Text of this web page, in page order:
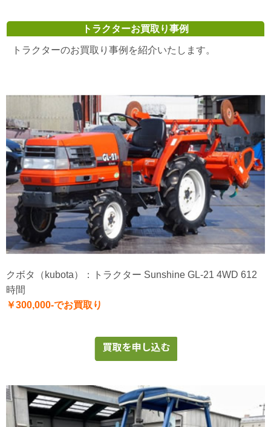
トラクターお買取り事例
トラクターのお買取り事例を紹介いたします。
クボタ（kubota）：トラクター Sunshine GL-21 4WD 612
時間
￥300,000-でお買取り